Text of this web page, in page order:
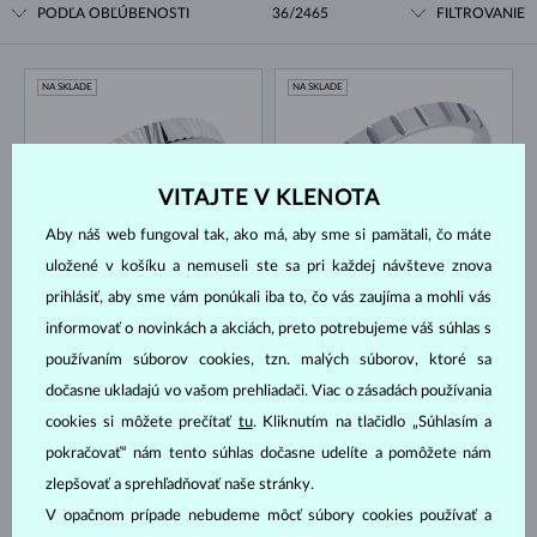
PODĽA OBĽÚBENOSTI 36/2465 FILTROVANIE
BEZ KAMEŇA
NA SKLADE
953 €
BEZ KAMEŇA
NA SKLADE
1 040 €
NA SKLADE
VITAJTE V KLENOTA
Aby náš web fungoval tak, ako má, aby sme si pamätali, čo máte
uložené v košíku a nemuseli ste sa pri každej návšteve znova
prihlásiť, aby sme vám ponúkali iba to, čo vás zaujíma a mohli vás
informovať o novinkách a akciách, preto potrebujeme váš súhlas s
používaním súborov cookies, tzn. malých súborov, ktoré sa
dočasne ukladajú vo vašom prehliadači. Viac o zásadách používania
cookies si môžete prečítať tu. Kliknutím na tlačidlo „Súhlasím a
pokračovať“ nám tento súhlas dočasne udelíte a pomôžete nám
zlepšovať a sprehľadňovať naše stránky.
V opačnom prípade nebudeme môcť súbory cookies používať a